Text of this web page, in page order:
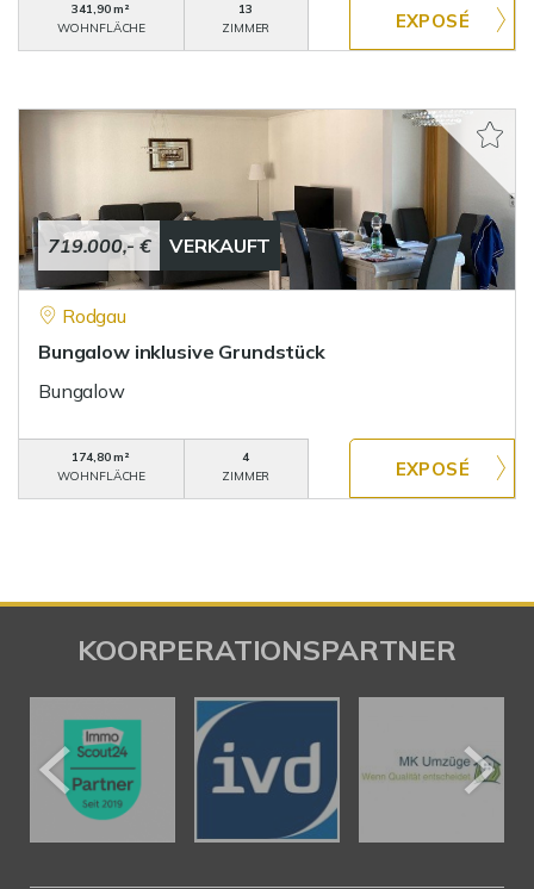
341,90 m²
WOHNFLÄCHE
13
ZIMMER
719.000,- € VERKAUFT
Rodgau
Bungalow inklusive Grundstück
Bungalow
174,80 m²
WOHNFLÄCHE
4
ZIMMER
KOORPERATIONSPARTNER